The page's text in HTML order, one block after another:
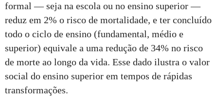
formal — seja na escola ou no ensino superior —
reduz em 2% o risco de mortalidade, e ter concluído
todo o ciclo de ensino (fundamental, médio e
superior) equivale a uma redução de 34% no risco
de morte ao longo da vida. Esse dado ilustra o valor
social do ensino superior em tempos de rápidas
transformações.